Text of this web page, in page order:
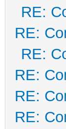
RE:
RE:
RE:
RE:
RE:
RE: